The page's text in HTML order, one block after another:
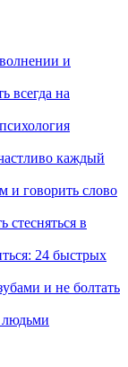
и
всегда на
каждый
и говорить слово
стесняться в
24 быстрых
и не болтать
людьми